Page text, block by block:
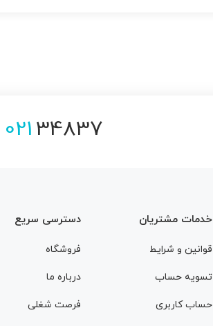
02134837
خدمات مشتریان
قوانین و شرایط
تسویه حساب
حساب کاربری
دسترسی سریع
فروشگاه
درباره ما
فرصت شغلی